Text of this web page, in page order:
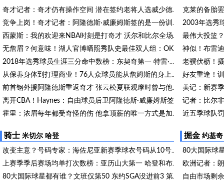
奇才记者：奇才仍有操作空间 潜在签约老将人选威少德罗赞在列
竞争上岗！奇才记者：阿隆德斯·威廉姆斯签的是一份训练营合同
西蒙斯：我的欢迎来NBA时刻是打奇才 沃尔和比尔全场领防我
2018年选秀球员生涯三分命中数榜：东契奇第一 特雷·杨第二
从保养身体到打理商业！76人众球员能从詹姆斯的身上学到什么？
前首钢外援阿隆德斯重返奇才 张云松夏联观摩时曾与他短暂沟通
霍里：浓眉每年都受奇怪的伤 他拿顶薪的唯一方式是加出场条款
好友重逢！
骑士 米切尔 哈登
改变主意？号码专家：海佐尼亚新赛季球衣号码从10号改为33号
上赛季季后赛场均单打次数榜：亚历山大第一 哈登和布朗并列第三
80大国际球星都有谁？文班仅第50 东约SGA没进前3 第1桃李满天下
掘金 约基奇